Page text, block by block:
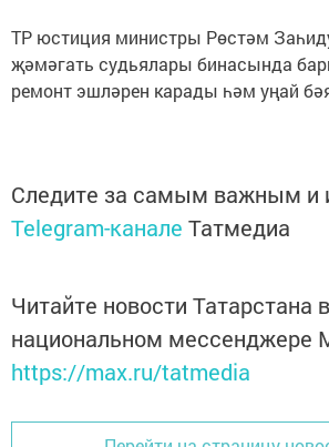
ТР юстиция министры Рөстәм
җәмәгать судьялары бинасында
ремонт эшләрен карады һәм уңай
Следите за самым важным и
Telegram-канале Татмедиа
Читайте новости Татарстана в
национальном мессенджере
https://max.ru/tatmedia